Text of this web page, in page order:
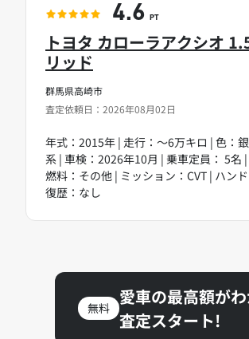
群馬県高崎市
査定依頼日：2026年08月02日
トヨタ カローラアクシオ
リッド
年式：2015年 | 走行：～6万キロ | 色：
系 | 車検：2026年10月 | 乗車定員： 5名
燃料：その他 | ミッション：CVT | ハン
復歴：なし
4.6 PT
無料
愛車の最高額が
査定スタート!